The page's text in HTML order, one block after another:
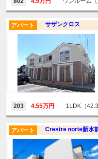
サザンクロス
アパート
203 4.55万円 1LDK（
Crestre norte新水
アパート